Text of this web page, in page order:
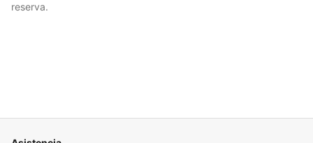
reserva.